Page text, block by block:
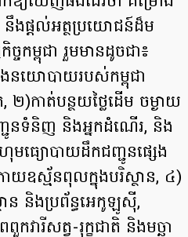
ងផ្ដល់អត្ថប្រយោជន៍​ដ៏ម
កម្ពុជា រួមមានដូចជា៖
ងនយោបាយរបស់កម្ពុជា
២)កាត់បន្ថយថ្លៃដើម ចម្ងាយ
ជូនទំនិញ និងអ្នកដំណើរ, និង
ធ្យោបាយដឹកជញ្ជូនផ្សេង
យឧស្ម័នពុលក្នុងបរិស្ថាន, ៤)
ន និងប្រព័ន្ធអេកូឡូស៊ី,
កវារីសត្វ-រុក្ខជាតិ និងមច្ឆា